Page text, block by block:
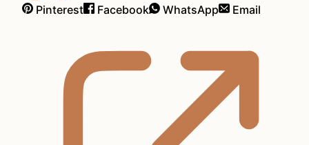
Pinterest Facebook WhatsApp Email